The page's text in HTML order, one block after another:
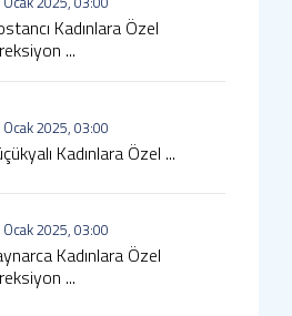
Kadınlara Özel
...
2025, 03:00
Kadınlara Özel ...
2025, 03:00
Kadınlara Özel
...